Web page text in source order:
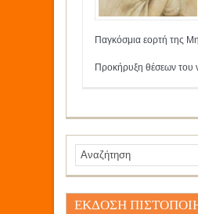
Παγκόσμια εορτή της
Προκήρυξη θέσεων του
ΕΚΔΟΣΗ